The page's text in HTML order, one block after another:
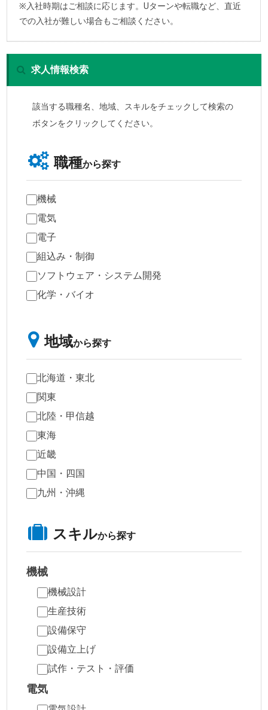
※入社時期はご相談に応じます。Uターンや転職など、直近
での入社が難しい場合もご相談ください。
求人情報検索
該当する職種名、地域、スキルをチェックして検索の
ボタンをクリックしてください。
職種から探す
機械
電気
電子
組込み・制御
ソフトウェア・システム開発
化学・バイオ
地域から探す
北海道・東北
関東
北陸・甲信越
東海
近畿
中国・四国
九州・沖縄
スキルから探す
機械
機械設計
生産技術
設備保守
設備立上げ
試作・テスト・評価
電気